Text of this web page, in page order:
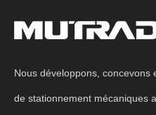
Nous développons,
de stationnement mécaniques